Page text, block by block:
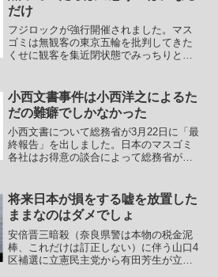
いう、と...
だけ
フジロックが強行開催されました。マス
ゴミは無観客の東京五輪を批判してきた
くせに観客を集近閉状態でみっちりと並
スゴミはフジロックを批判しないようで
すね。さらに立憲民主党推...
小西文書事件は小西洋之によるた
だの難癖でしかなかった
小西文書について総務省が3月22日に「最
終報告」を出しました。日本のマスゴミ
各社はお得意の談合によって総務省が
造だと言っていいでしょう。総務省の報
告書によれば高市大臣か...
将来日本が損をする嘘を放置した
ままなのはダメでしょ
安倍晋三暗殺（奈良県警は本物の税金泥
棒、これだけは訂正しない）に伴う山口4
区補選に立憲民主党から有田芳生が立候